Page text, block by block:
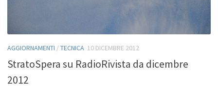
AGGIORNAMENTI /TECNICA 10 DICEMBRE 2012
StratoSpera su RadioRivista da dicembre
2012